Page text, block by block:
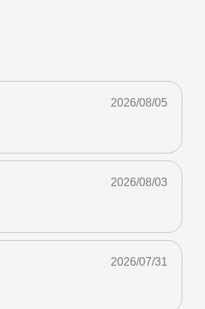
2026/08/05
2026/08/03
2026/07/31